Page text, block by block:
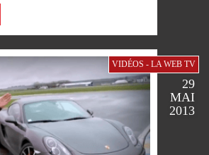
VIDÉOS - LA WEB TV
29
MAI
2013